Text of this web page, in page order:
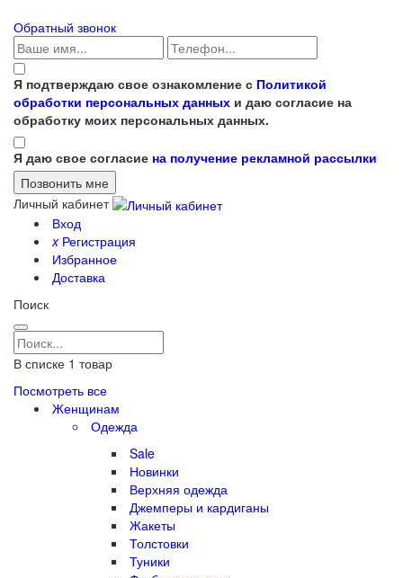
Обратный звонок
Я подтверждаю свое ознакомление с Политикой
обработки персональных данных и даю согласие на
обработку моих персональных данных.
Я даю свое согласие на получение рекламной рассылки
Личный кабинет
Вход
xРегистрация
Избранное
Доставка
Поиск
В списке 1 товар
Посмотреть все
Женщинам
Одежда
Sale
Новинки
Верхняя одежда
Джемперы и кардиганы
Жакеты
Толстовки
Туники